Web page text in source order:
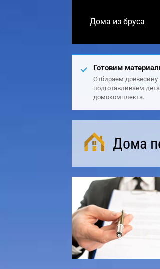
Дома из бруса
Готовим
Отбираем древесину
подготавливаем
домокомплекта.
Дома